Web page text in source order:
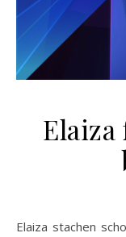
Elaiza stachen schon in der ersten Runde mit "Is it right"